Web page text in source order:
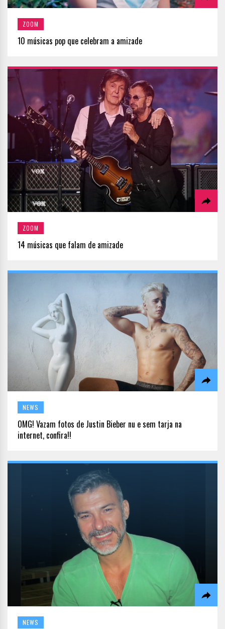
ZOOM
10 músicas pop que celebram a amizade
ZOOM
14 músicas que falam de amizade
NEWS
OMG! Vazam fotos de Justin Bieber nu e sem tarja na
internet, confira!!
NEWS